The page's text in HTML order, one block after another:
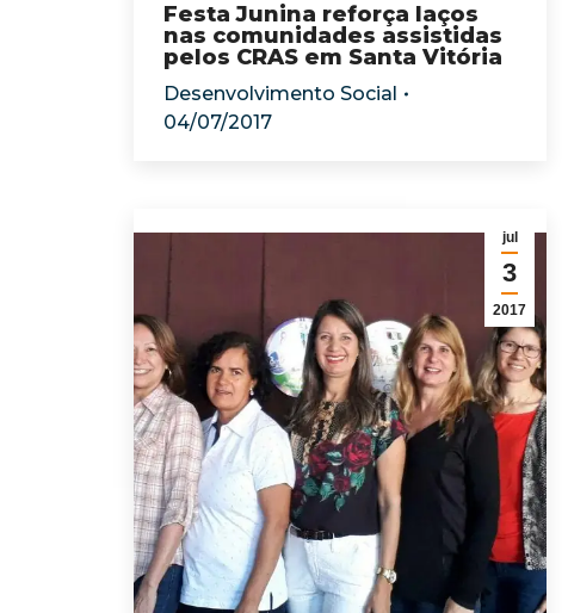
Festa Junina reforça laços
nas comunidades assistidas
pelos CRAS em Santa Vitória
Desenvolvimento Social
04/07/2017
jul
3
2017